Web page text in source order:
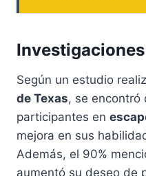
Según un estudio
de Texas, se encontró
participantes en
mejora en sus
Además, el 90%
aumentó su deseo de